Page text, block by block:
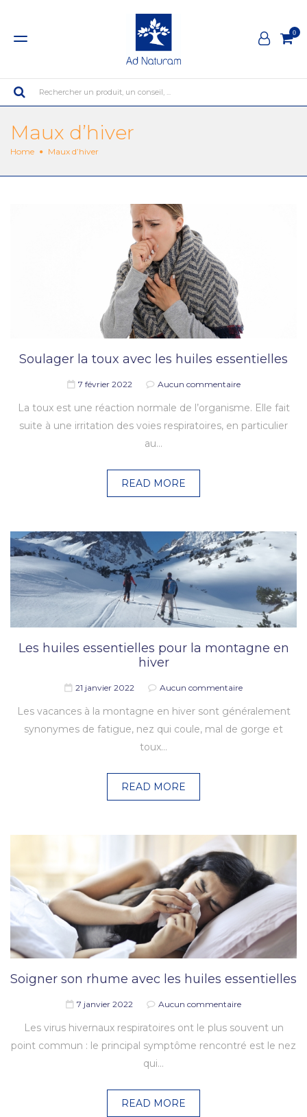
0
Rechercher un produit, un conseil, ...
Maux d’hiver
Home Maux d’hiver
Soulager la toux avec les huiles essentielles
7 février 2022 Aucun commentaire
La toux est une réaction normale de l’organisme. Elle fait
suite à une irritation des voies respiratoires, en particulier
au…
READ MORE
Les huiles essentielles pour la montagne en
hiver
21 janvier 2022 Aucun commentaire
Les vacances à la montagne en hiver sont généralement
synonymes de fatigue, nez qui coule, mal de gorge et
toux…
READ MORE
Soigner son rhume avec les huiles essentielles
7 janvier 2022 Aucun commentaire
Les virus hivernaux respiratoires ont le plus souvent un
point commun : le principal symptôme rencontré est le nez
qui…
READ MORE